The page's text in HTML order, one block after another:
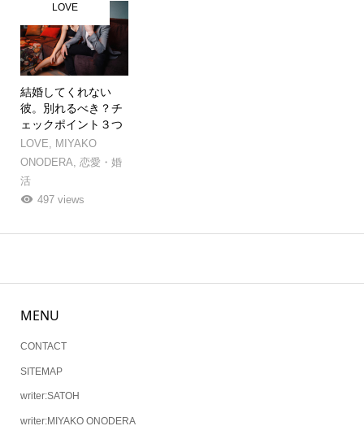
結婚してくれない
彼。別れるべき？チ
ェックポイント３つ
LOVE, MIYAKO
ONODERA, 恋愛・婚
活
497 views
LOVE
MENU
CONTACT
SITEMAP
writer:SATOH
writer:MIYAKO ONODERA